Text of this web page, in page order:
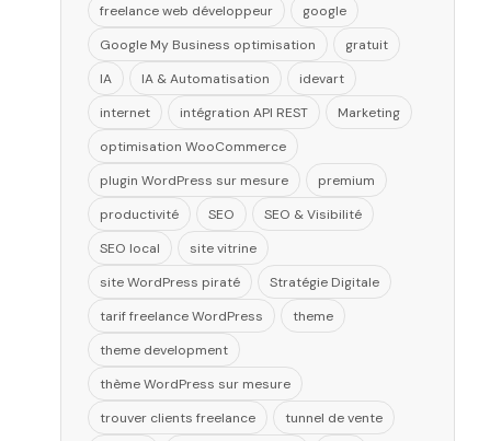
freelance web développeur
google
Google My Business optimisation
gratuit
IA
IA & Automatisation
idevart
internet
intégration API REST
Marketing
optimisation WooCommerce
plugin WordPress sur mesure
premium
productivité
SEO
SEO & Visibilité
SEO local
site vitrine
site WordPress piraté
Stratégie Digitale
tarif freelance WordPress
theme
theme development
thème WordPress sur mesure
trouver clients freelance
tunnel de vente